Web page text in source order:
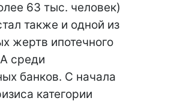
63 тыс. человек)
также и одной из
жертв ипотечного
среди
банков. С начала
категории